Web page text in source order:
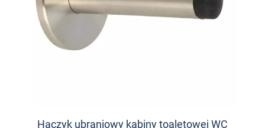
Haczyk ubraniowy kabiny toaletowej WC